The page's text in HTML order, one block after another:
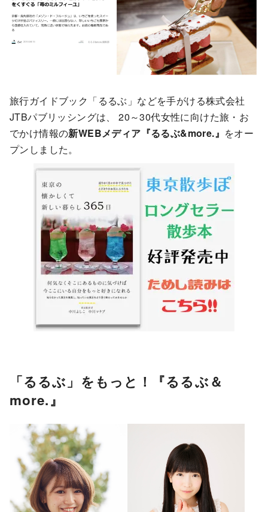
旅行ガイドブック「るるぶ」などを手がける株式会社
JTBパブリッシングは、 20～30代女性に向けた旅・お
でかけ情報の新WEBメディア『るるぶ&more.』 をオー
プンしました。
「るるぶ」をもっと！『るるぶ＆
more.』